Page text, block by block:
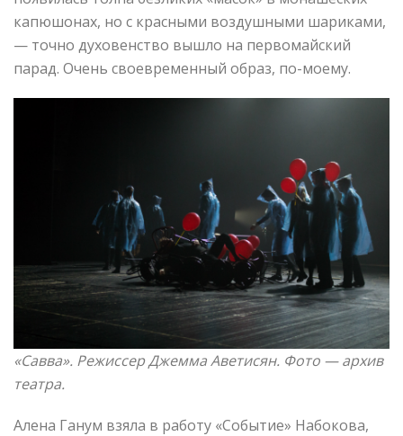
капюшонах, но с красными воздушными шариками,
— точно духовенство вышло на первомайский
парад. Очень своевременный образ, по-моему.
«Савва». Режиссер Джемма Аветисян. Фото —архив
театра.
Алена Ганум взяла в работу «Событие» Набокова,